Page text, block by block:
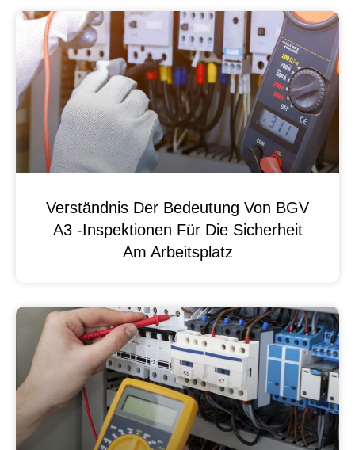
Verständnis Der Bedeutung Von BGV
A3 -Inspektionen Für Die Sicherheit
Am Arbeitsplatz